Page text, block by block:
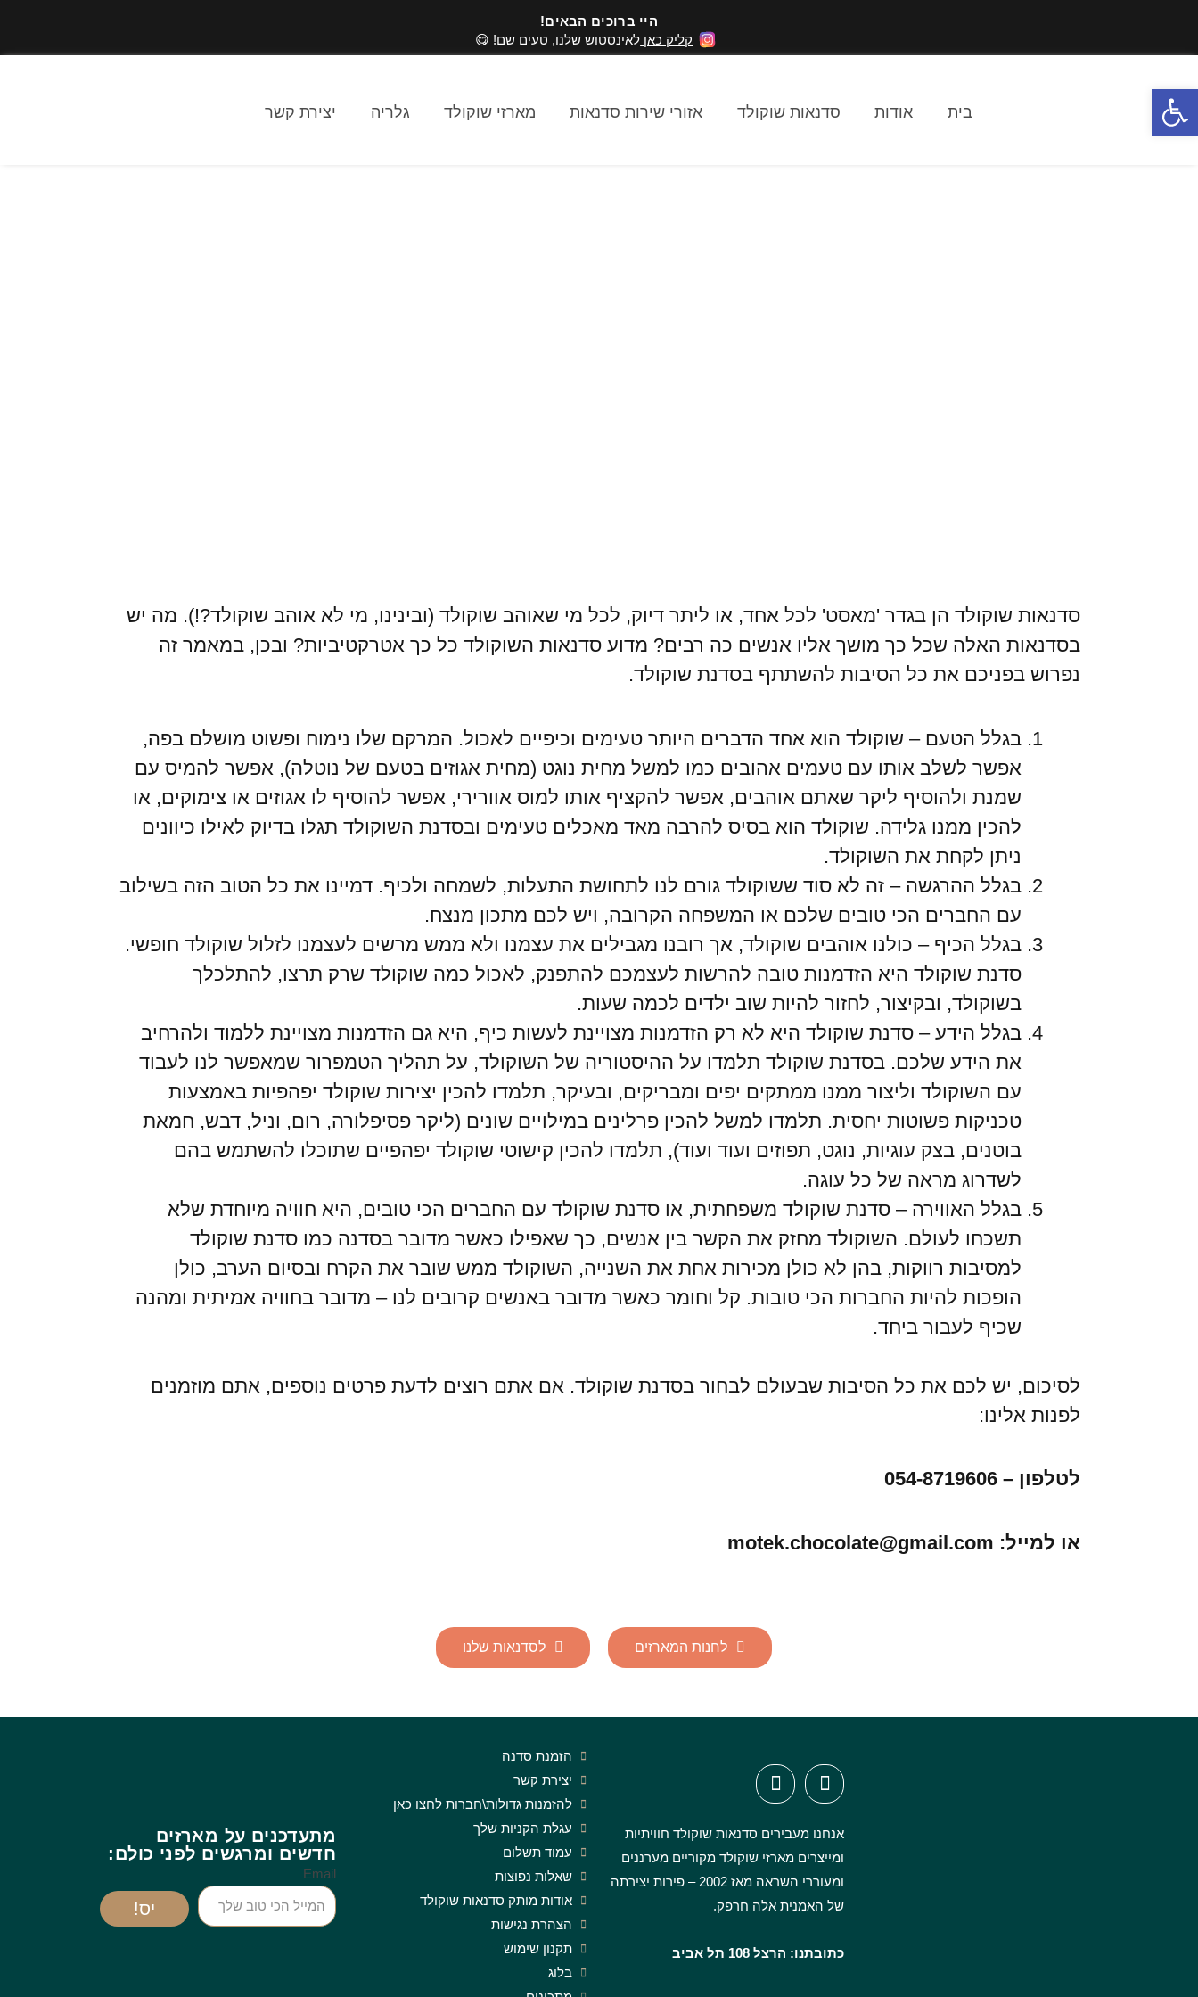
היי ברוכים הבאים!
קליק כאן לאינסטוש שלנו, טעים שם! 😋
בית אודות סדנאות שוקולד אזורי שירות סדנאות מארזי שוקולד גלריה יצירת קשר
סדנאות שוקולד הן בגדר 'מאסט' לכל אחד, או ליתר דיוק, לכל מי שאוהב שוקולד (ובינינו, מי לא אוהב שוקולד?!). מה יש
בסדנאות האלה שכל כך מושך אליו אנשים כה רבים? מדוע סדנאות השוקולד כל כך אטרקטיביות? ובכן, במאמר זה
נפרוש בפניכם את כל הסיבות להשתתף בסדנת שוקולד.
בגלל הטעם – שוקולד הוא אחד הדברים היותר טעימים וכיפיים לאכול. המרקם שלו נימוח ופשוט מושלם בפה,
אפשר לשלב אותו עם טעמים אהובים כמו למשל מחית נוגט (מחית אגוזים בטעם של נוטלה), אפשר להמיס עם
שמנת ולהוסיף ליקר שאתם אוהבים, אפשר להקציף אותו למוס אוורירי, אפשר להוסיף לו אגוזים או צימוקים, או
להכין ממנו גלידה. שוקולד הוא בסיס להרבה מאד מאכלים טעימים ובסדנת השוקולד תגלו בדיוק לאילו כיוונים
ניתן לקחת את השוקולד.
בגלל ההרגשה – זה לא סוד ששוקולד גורם לנו לתחושת התעלות, לשמחה ולכיף. דמיינו את כל הטוב הזה בשילוב
עם החברים הכי טובים שלכם או המשפחה הקרובה, ויש לכם מתכון מנצח.
בגלל הכיף – כולנו אוהבים שוקולד, אך רובנו מגבילים את עצמנו ולא ממש מרשים לעצמנו לזלול שוקולד חופשי.
סדנת שוקולד היא הזדמנות טובה להרשות לעצמכם להתפנק, לאכול כמה שוקולד שרק תרצו, להתלכלך
בשוקולד, ובקיצור, לחזור להיות שוב ילדים לכמה שעות.
בגלל הידע – סדנת שוקולד היא לא רק הזדמנות מצויינת לעשות כיף, היא גם הזדמנות מצויינת ללמוד ולהרחיב
את הידע שלכם. בסדנת שוקולד תלמדו על ההיסטוריה של השוקולד, על תהליך הטמפרור שמאפשר לנו לעבוד
עם השוקולד וליצור ממנו ממתקים יפים ומבריקים, ובעיקר, תלמדו להכין יצירות שוקולד יפהפיות באמצעות
טכניקות פשוטות יחסית. תלמדו למשל להכין פרלינים במילויים שונים (ליקר פסיפלורה, רום, וניל, דבש, חמאת
בוטנים, בצק עוגיות, נוגט, תפוזים ועוד ועוד), תלמדו להכין קישוטי שוקולד יפהפיים שתוכלו להשתמש בהם
לשדרוג מראה של כל עוגה.
בגלל האווירה – סדנת שוקולד משפחתית, או סדנת שוקולד עם החברים הכי טובים, היא חוויה מיוחדת שלא
תשכחו לעולם. השוקולד מחזק את הקשר בין אנשים, כך שאפילו כאשר מדובר בסדנה כמו סדנת שוקולד
למסיבות רווקות, בהן לא כולן מכירות אחת את השנייה, השוקולד ממש שובר את הקרח ובסיום הערב, כולן
הופכות להיות החברות הכי טובות. קל וחומר כאשר מדובר באנשים קרובים לנו – מדובר בחוויה אמיתית ומהנה
שכיף לעבור ביחד.
לסיכום, יש לכם את כל הסיבות שבעולם לבחור בסדנת שוקולד. אם אתם רוצים לדעת פרטים נוספים, אתם מוזמנים
לפנות אלינו:
לטלפון – 054- 8719606
או למייל: motek.chocolate@gmail.com
לחנות המארזים לסדנאות שלנו
אנחנו מעבירים סדנאות שוקולד חוויתיות
ומייצרים מארזי שוקולד מקוריים מערננים
ומעוררי השראה מאז 2002 – פירות יצירתה
של האמנית אלה חרפק.
כתובתנו: הרצל 108 תל אביב
הזמנת סדנה
יצירת קשר
להזמנות גדולות\חברות לחצו כאן
עגלת הקניות שלך
עמוד תשלום
שאלות נפוצות
אודות מותק סדנאות שוקולד
הצהרת נגישות
תקנון שימוש
בלוג
מתעדכנים על מארזים
חדשים ומרגשים לפני כולם:
Email
יס!
פתח סרגל נגישות